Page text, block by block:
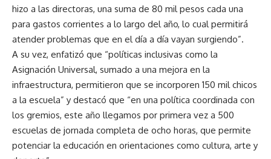
hizo a las directoras, una suma de 80 mil pesos cada una
para gastos corrientes a lo largo del año, lo cual permitirá
atender problemas que en el día a día vayan surgiendo”.
A su vez, enfatizó que “políticas inclusivas como la
Asignación Universal, sumado a una mejora en la
infraestructura, permitieron que se incorporen 150 mil chicos
a la escuela” y destacó que “en una política coordinada con
los gremios, este año llegamos por primera vez a 500
escuelas de jornada completa de ocho horas, que permite
potenciar la educación en orientaciones como cultura, arte y